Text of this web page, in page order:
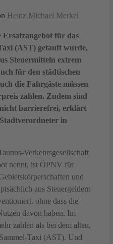
Heinz Michael Merkel
Ersatzangebot für das
(AST) getauft wurde,
Steuermitteln extrem
für den städtischen
die Fahrgäste müssen
zahlen. Zudem sind
nicht barrierefrei, erklärt
in
Verkehrsgesellschaft
nennt, ist ÖPNV für
und
aus Steuergeldern
ohne dass die
davon haben. Im
zahlen als bei dem alten,
Taxi (AST). Und